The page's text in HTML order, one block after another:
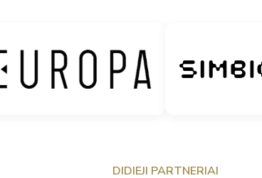
DIDIEJI PARTNERIAI